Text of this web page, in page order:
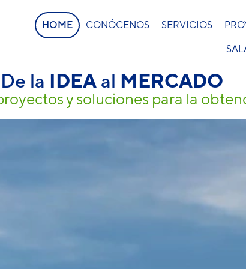
HOME CONÓCENOS SERVICIOS
De la IDEAal MERCADO
y soluciones para la